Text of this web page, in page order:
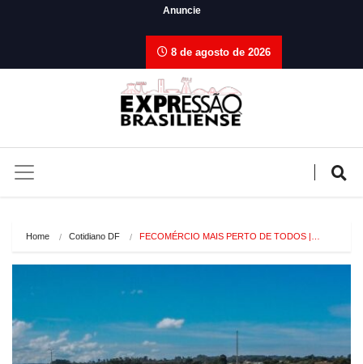
Anuncie
8 de agosto de 2026
Home Cotidiano DF FECOMÉRCIO MAIS PERTO DE TODOS |…